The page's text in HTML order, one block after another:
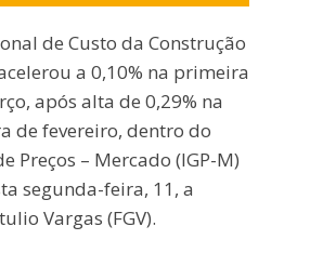
de Custo da Construção
a 0,10% na primeira
após alta de 0,29% na
de fevereiro, dentro do
Preços – Mercado (IGP-M)
segunda-feira, 11, a
Vargas (FGV).